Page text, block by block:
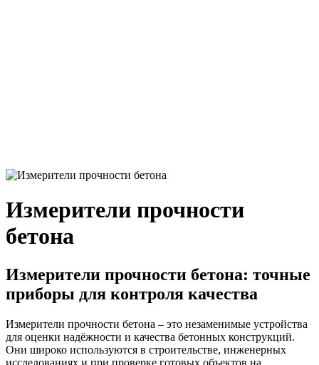
Измерители прочности
бетона
Измерители прочности бетона: точные
приборы для контроля качества
Измерители прочности бетона – это незаменимые устройства
для оценки надёжности и качества бетонных конструкций.
Они широко используются в строительстве, инженерных
исследованиях и при проверке готовых объектов на